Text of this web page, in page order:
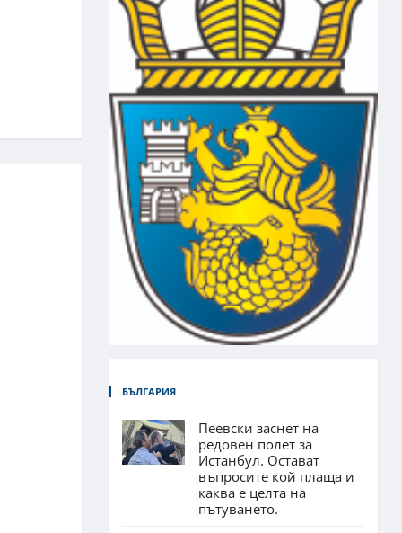
БЪЛГАРИЯ
Пеевски заснет на
редовен полет за
Истанбул. Остават
въпросите кой плаща и
каква е целта на
пътуването.